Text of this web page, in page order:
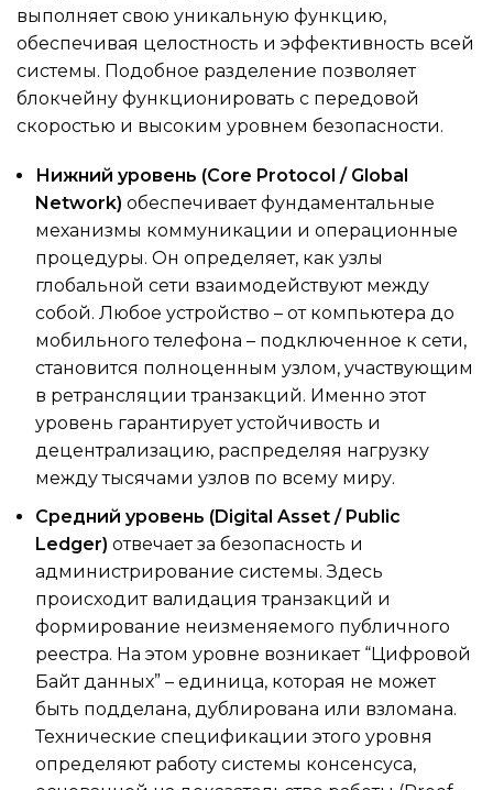
выполняет свою уникальную функцию,
обеспечивая целостность и эффективность всей
системы. Подобное разделение позволяет
блокчейну функционировать с передовой
скоростью и высоким уровнем безопасности.
Нижний уровень (Core Protocol / Global
Network) обеспечивает фундаментальные
механизмы коммуникации и операционные
процедуры. Он определяет, как узлы
глобальной сети взаимодействуют между
собой. Любое устройство – от компьютера до
мобильного телефона – подключенное к сети,
становится полноценным узлом, участвующим
в ретрансляции транзакций. Именно этот
уровень гарантирует устойчивость и
децентрализацию, распределяя нагрузку
между тысячами узлов по всему миру.
Средний уровень (Digital Asset / Public
Ledger) отвечает за безопасность и
администрирование системы. Здесь
происходит валидация транзакций и
формирование неизменяемого публичного
реестра. На этом уровне возникает “Цифровой
Байт данных” – единица, которая не может
быть подделана, дублирована или взломана.
Технические спецификации этого уровня
определяют работу системы консенсуса,